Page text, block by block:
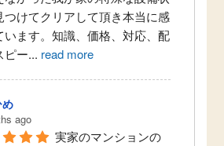
つけてクリアして頂き本当に感
います。知識、価格、対応、配
ピー... read more
め
ago
実家のマンションの